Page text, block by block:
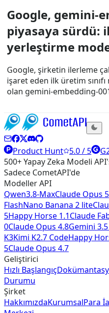
Google, gemini-
piyasaya sürdü:
yerleştirme
Google, şirketin ilerleme
işaret eden ilk üretim
olan gemini-embedding-
Product Hunt 5.0 / 5
500+ Yapay Zeka Modeli
Sadece CometAPI'de
Modeller API
Qwen3.8-MaxClaude Opus 5
FlashNano Banana 2 lite
5Happy Horse 1.1Claude
0Claude Opus 4.8Gemini
K3Kimi K2.7 CodeHappy
5Claude Opus 4.7
Geliştirici
Hızlı Başlangıç
Durumu
Şirket
HakkımızdaKurumsalPara